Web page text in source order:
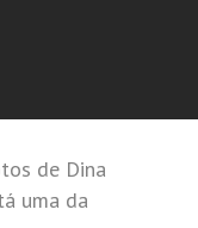
de Dina
uma da